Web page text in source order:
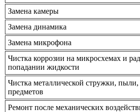
Замена камеры
Замена динамика
Замена микрофона
Чистка коррозии на микросхемах и
попадании жидкости
Чистка металлической стружки,
предметов
Ремонт после механических